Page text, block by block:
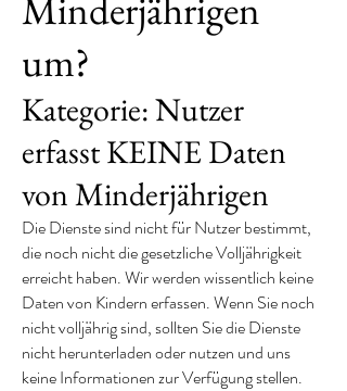
um?
Kategorie: Nutzer
erfasst KEINE Daten
von Minderjährigen
Die Dienste sind nicht für Nutzer bestimmt,
die noch nicht die gesetzliche Volljährigkeit
erreicht haben. Wir werden wissentlich keine
Daten von Kindern erfassen. Wenn Sie noch
nicht volljährig sind, sollten Sie die Dienste
nicht herunterladen oder nutzen und uns
keine Informationen zur Verfügung stellen.